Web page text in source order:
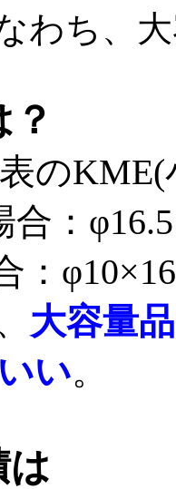
わち、
の
合：
：
大容量
い。
は